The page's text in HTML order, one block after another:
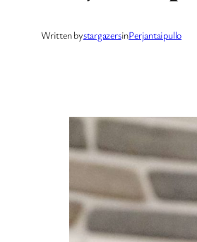
Written bystargazersinPerjantaipullo